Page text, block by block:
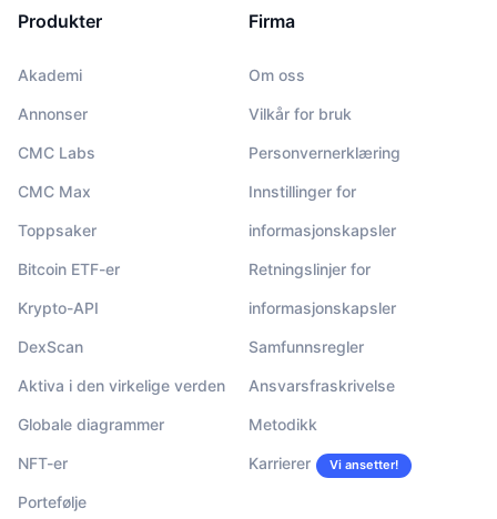
Produkter
Akademi
Annonser
CMC Labs
CMC Max
Toppsaker
Bitcoin ETF-er
Krypto-API
DexScan
Aktiva i den virkelige verden
Globale diagrammer
NFT-er
Portefølje
Firma
Om oss
Vilkår for bruk
Personvernerklæring
Innstillinger for
informasjonskapsler
Retningslinjer for
informasjonskapsler
Samfunnsregler
Ansvarsfraskrivelse
Metodikk
Karrierer Vi ansetter!